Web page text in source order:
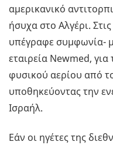
αμερικανικό
ήσυχα στο Αλγέρι.
υπέγραφε συμφωνία-
εταιρεία Newmed,
φυσικού αερίου από
υποθηκεύοντας την
Ισραήλ.
Εάν οι ηγέτες της